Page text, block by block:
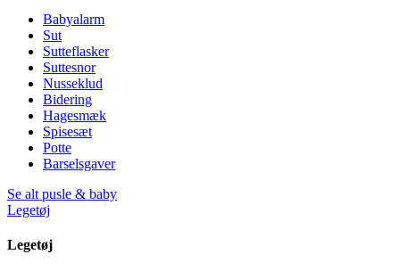
Babyalarm
Sut
Sutteflasker
Suttesnor
Nusseklud
Bidering
Hagesmæk
Spisesæt
Potte
Barselsgaver
Se alt pusle & baby
Legetøj
Legetøj